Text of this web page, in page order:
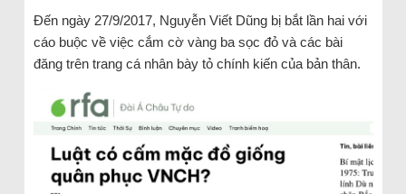
Đến ngày 27/9/2017, Nguyễn Viết Dũng bị bắt lần hai với
cáo buộc về việc cắm cờ vàng ba sọc đỏ và các bài
đăng trên trang cá nhân bày tỏ chính kiến của bản thân.